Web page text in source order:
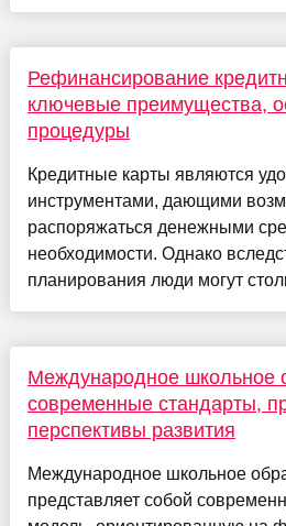
Рефинансирование
ключевые преимущества,
процедуры
Кредитные карты являются
инструментами, дающими
распоряжаться денежными
необходимости. Однако
планирования люди могут
Международное школьное
современные стандарты,
перспективы развития
Международное школьное
представляет собой